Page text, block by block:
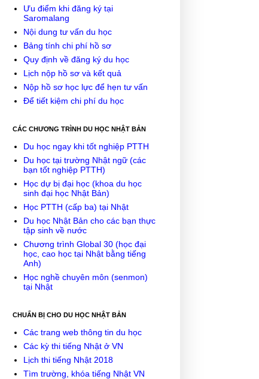
Ưu điểm khi đăng ký tại
Saromalang
Nội dung tư vấn du học
Bảng tính chi phí hồ sơ
Quy định về đăng ký du học
Lịch nộp hồ sơ và kết quả
Nộp hồ sơ học lực để hẹn tư vấn
Để tiết kiệm chi phí du học
CÁC CHƯƠNG TRÌNH DU HỌC NHẬT BẢN
Du học ngay khi tốt nghiệp PTTH
Du học tại trường Nhật ngữ (các
bạn tốt nghiệp PTTH)
Học dự bị đại học (khoa du học
sinh đại học Nhật Bản)
Học PTTH (cấp ba) tại Nhật
Du học Nhật Bản cho các bạn thực
tập sinh về nước
Chương trình Global 30 (học đại
học, cao học tại Nhật bằng tiếng
Anh)
Học nghề chuyên môn (senmon)
tại Nhật
CHUẨN BỊ CHO DU HỌC NHẬT BẢN
Các trang web thông tin du học
Các kỳ thi tiếng Nhật ở VN
Lịch thi tiếng Nhật 2018
Tìm trường, khóa tiếng Nhật VN